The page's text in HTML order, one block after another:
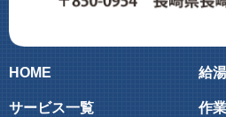
HOME
サービス一覧
給
作